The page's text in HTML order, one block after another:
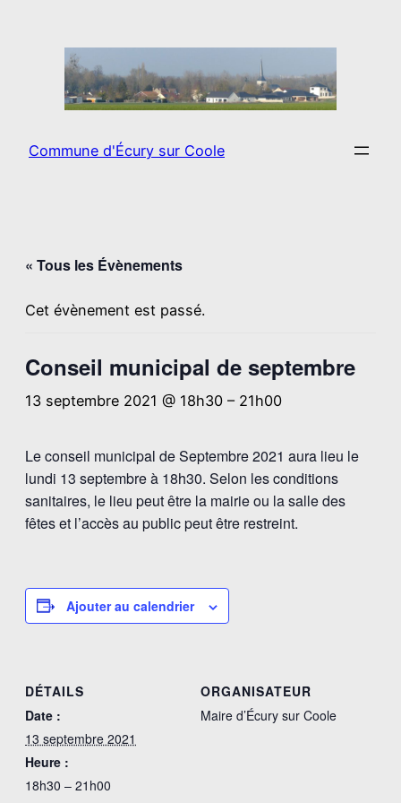
Commune d'Écury sur Coole
« Tous les Évènements
Cet évènement est passé.
Conseil municipal de septembre
13 septembre 2021 @ 18h30 – 21h00
Le conseil municipal de Septembre 2021 aura lieu le
lundi 13 septembre à 18h30. Selon les conditions
sanitaires, le lieu peut être la mairie ou la salle des
fêtes et l’accès au public peut être restreint.
Ajouter au calendrier
DÉTAILS
Date :
13 septembre 2021
Heure :
18h30 – 21h00
ORGANISATEUR
Maire d’Écury sur Coole